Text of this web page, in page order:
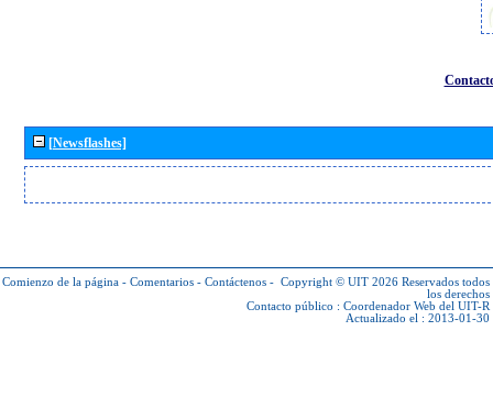
[Newsflashes]
Comienzo de la página - Comentarios - Contáctenos - Copyright © UIT 2026 Reservados todos
los derechos
Contacto público : Coordenador Web del UIT-R
Actualizado el : 2013-01-30